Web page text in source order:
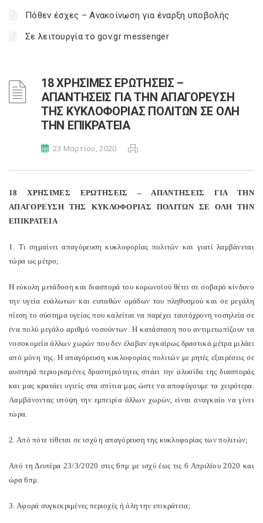
Πόθεν έσχες – Ανακοίνωση για έναρξη υποβολής
Σε λειτουργία το gov.gr messenger
18 ΧΡΗΣΙΜΕΣ ΕΡΩΤΗΣΕΙΣ –
ΑΠΑΝΤΗΣΕΙΣ ΓΙΑ ΤΗΝ ΑΠΑΓΟΡΕΥΣΗ
ΤΗΣ ΚΥΚΛΟΦΟΡΙΑΣ ΠΟΛΙΤΩΝ ΣΕ ΟΛΗ
ΤΗΝ ΕΠΙΚΡΑΤΕΙΑ
23 Μαρτίου, 2020
18 ΧΡΗΣΙΜΕΣ ΕΡΩΤΗΣΕΙΣ – ΑΠΑΝΤΗΣΕΙΣ ΓΙΑ ΤΗΝ
ΑΠΑΓΟΡΕΥΣΗ ΤΗΣ ΚΥΚΛΟΦΟΡΙΑΣ ΠΟΛΙΤΩΝ ΣΕ ΟΛΗ ΤΗΝ
ΕΠΙΚΡΑΤΕΙΑ
1. Τι σημαίνει απαγόρευση κυκλοφορίας πολιτών και γιατί λαμβάνεται
τώρα ως μέτρο;
Η εύκολη μετάδοση και διασπορά του κορωνοϊού θέτει σε σοβαρό κίνδυνο
την υγεία ευάλωτων και ευπαθών ομάδων του πληθυσμού και σε μεγάλη
πίεση το σύστημα υγείας που καλείται να παρέχει ταυτόχρονη νοσηλεία σε
ένα πολύ μεγάλο αριθμό νοσούντων. Η κατάσταση που αντιμετωπίζουν τα
νοσοκομεία άλλων χωρών που δεν έλαβαν εγκαίρως δραστικά μέτρα μιλάει
από μόνη της. Η απαγόρευση κυκλοφορίας πολιτών με ρητές εξαιρέσεις σε
αυστηρά περιορισμένες δραστηριότητες σπάει την αλυσίδα της διασποράς
και μας κρατάει υγιείς στα σπίτια μας ώστε να αποφύγουμε τα χειρότερα.
Λαμβάνοντας υπόψη την εμπειρία άλλων χωρών, είναι αναγκαίο να γίνει
τώρα.
2. Από πότε τίθεται σε ισχύ η απαγόρευση της κυκλοφορίας των πολιτών;
Από τη Δευτέρα 23/3/2020 στις 6πμ με ισχύ έως τις 6 Απριλίου 2020 και
ώρα 6πμ.
3. Αφορά συγκεκριμένες περιοχές ή όλη την επικράτεια;